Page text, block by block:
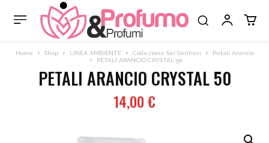
Home Shop LINEA AMBIENTE Collezione Sei Sentieri
Petali Arancio
PETALI ARANCIO CRYSTAL 50
PETALI ARANCIO CRYSTAL 50
14,00€